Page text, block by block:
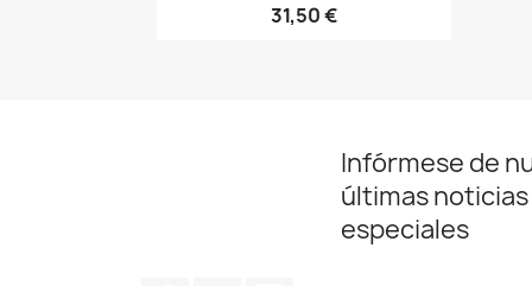
31,50 €
Infórmese de
últimas
especiales